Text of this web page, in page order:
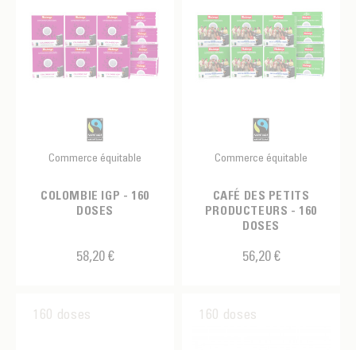
Commerce équitable
COLOMBIE IGP - 160
DOSES
58,20 €
Commerce équitable
CAFÉ DES PETITS
PRODUCTEURS - 160
DOSES
56,20 €
160 doses 160 doses